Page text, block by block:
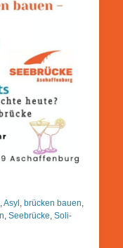
,Asyl, brücken bauen,
, Seebrücke, Soli-